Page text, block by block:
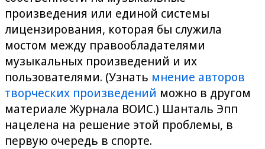
произведения или единой системы
лицензирования, которая бы служила
мостом между правообладателями
музыкальных произведений и их
пользователями. (Узнать мнение авторов
творческих произведений можно в другом
материале Журнала ВОИС.) Шанталь Эпп
нацелена на решение этой проблемы, в
первую очередь в спорте.